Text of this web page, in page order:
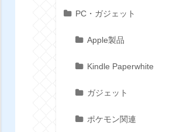
PC・ガジェット
Apple製品
Kindle Paperwhite
ガジェット
ポケモン関連